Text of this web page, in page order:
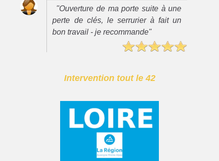
"Ouverture de ma porte suite à une
perte de clés, le serrurier à fait un
bon travail - je recommande"
Intervention tout le 42